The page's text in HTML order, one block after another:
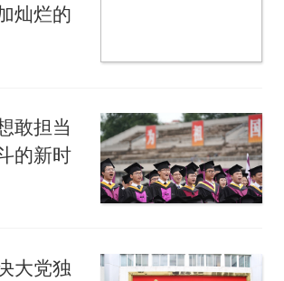
灿烂的
敢担当
的新时
大党独